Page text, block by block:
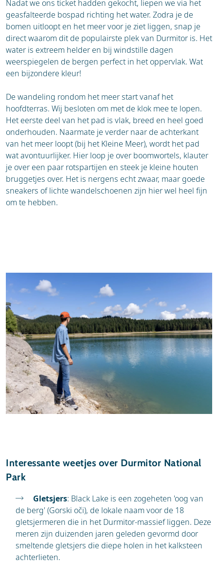
Nadat we ons ticket hadden gekocht, liepen we via het
geasfalteerde bospad richting het water. Zodra je de
bomen uitloopt en het meer voor je ziet liggen, snap je
direct waarom dit de populairste plek van Durmitor is. Het
water is extreem helder en bij windstille dagen
weerspiegelen de bergen perfect in het oppervlak. Wat
een bijzondere kleur!
De wandeling rondom het meer start vanaf het
hoofdterras. Wij besloten om met de klok mee te lopen.
Het eerste deel van het pad is vlak, breed en heel goed
onderhouden. Naarmate je verder naar de achterkant
van het meer loopt (bij het Kleine Meer), wordt het pad
wat avontuurlijker. Hier loop je over boomwortels, klauter
je over een paar rotspartijen en steek je kleine houten
bruggetjes over. Het is nergens echt zwaar, maar goede
sneakers of lichte wandelschoenen zijn hier wel heel fijn
om te hebben.
Interessante weetjes over Durmitor National
Park
Gletsjers: Black Lake is een zogeheten 'oog van
de berg' (Gorski oči), de lokale naam voor de 18
gletsjermeren die in het Durmitor-massief liggen. Deze
meren zijn duizenden jaren geleden gevormd door
smeltende gletsjers die diepe holen in het kalksteen
achterlieten.